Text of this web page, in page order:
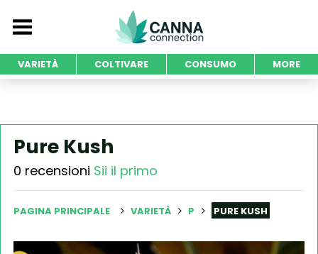
VARIETÀ COLTIVARE CONSUMO MORE
Pure Kush
0 recensioni Sii il primo
PAGINA PRINCIPALE VARIETÀ P PURE KUSH